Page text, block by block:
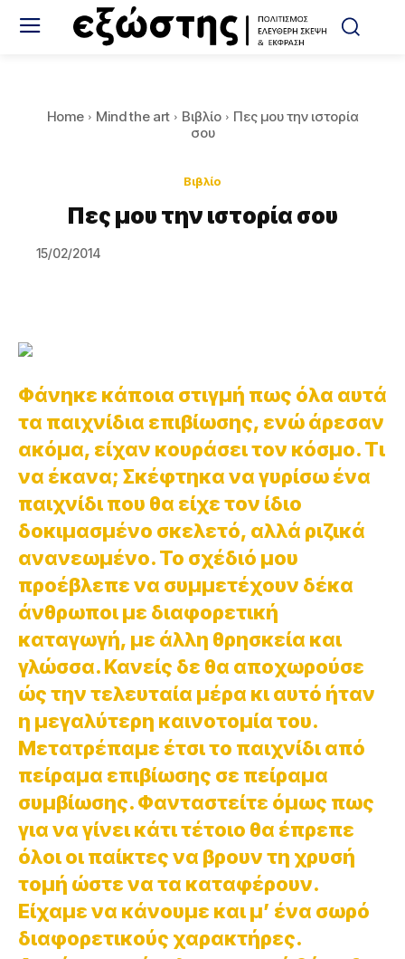
Home Mind the art Βιβλίο
Πες μου την ιστορία
σου
Βιβλίο
Πες μου την ιστορία σου
15/02/2014
Φάνηκε κάποια στιγμή πως όλα αυτά
τα παιχνίδια επιβίωσης, ενώ άρεσαν
ακόμα, είχαν κουράσει τον κόσμο. Τι
να έκανα; Σκέφτηκα να γυρίσω ένα
παιχνίδι που θα είχε τον ίδιο
δοκιμασμένο σκελετό, αλλά ριζικά
ανανεωμένο. Το σχέδιό μου
προέβλεπε να συμμετέχουν δέκα
άνθρωποι με διαφορετική
καταγωγή, με άλλη θρησκεία και
γλώσσα. Κανείς δε θα αποχωρούσε
ώς την τελευταία μέρα κι αυτό ήταν
η μεγαλύτερη καινοτομία του.
Μετατρέπαμε έτσι το παιχνίδι από
πείραμα επιβίωσης σε πείραμα
συμβίωσης. Φανταστείτε όμως πως
για να γίνει κάτι τέτοιο θα έπρεπε
όλοι οι παίκτες να βρουν τη χρυσή
τομή ώστε να τα καταφέρουν.
Είχαμε να κάνουμε και μ’ ένα σωρό
διαφορετικούς χαρακτήρες.